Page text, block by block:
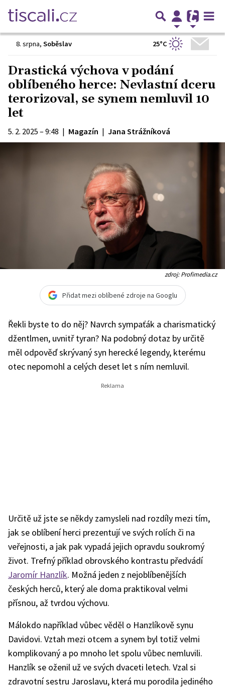
8. srpna, Soběslav 25°C
Drastická výchova v podání
oblíbeného herce: Nevlastní dceru
terorizoval, se synem nemluvil 10
let
5. 2. 2025 – 9:48 | Magazín | Jana Strážníková
zdroj: Profimedia.cz
Přidat mezi oblíbené zdroje na Googlu
Řekli byste to do něj? Navrch sympaťák a charismatický
džentlmen, uvnitř tyran? Na podobný dotaz by určitě
měl odpověď skrývaný syn herecké legendy, kterému
otec nepomohl a celých deset let s ním nemluvil.
Určitě už jste se někdy zamysleli nad rozdíly mezi tím,
jak se oblíbení herci prezentují ve svých rolích či na
veřejnosti, a jak pak vypadá jejich opravdu soukromý
život. Trefný příklad obrovského kontrastu předvádí
Jaromír Hanzlík. Možná jeden z nejoblíbenějších
českých herců, který ale doma praktikoval velmi
přísnou, až tvrdou výchovu.
Málokdo například vůbec věděl o Hanzlíkově synu
Davidovi. Vztah mezi otcem a synem byl totiž velmi
komplikovaný a po mnoho let spolu vůbec nemluvili.
Hanzlík se oženil už ve svých dvaceti letech. Vzal si
zdravotní sestru Jaroslavu, která mu porodila jediného